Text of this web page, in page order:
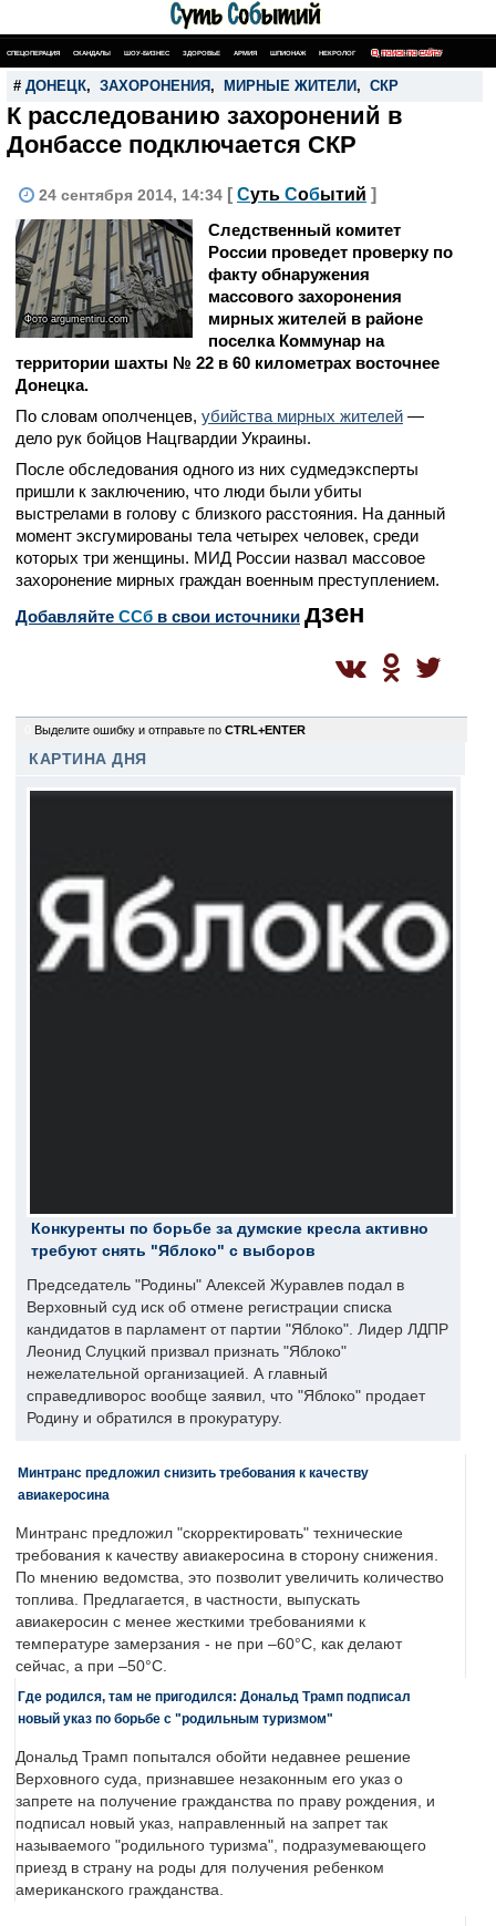
СПЕЦОПЕРАЦИЯ СКАНДАЛЫ ШОУ-БИЗНЕС ЗДОРОВЬЕ АРМИЯ ШПИОНАЖ НЕКРОЛОГ ПОИСК ПО САЙТУ
# ДОНЕЦК, ЗАХОРОНЕНИЯ , МИРНЫЕ ЖИТЕЛИ , СКР
К расследованию захоронений в
Донбассе подключается СКР
24 сентября 2014, 14:34 [ Суть Событий ]
Фото argumentiru.com
Следственный комитет
России проведет проверку по
факту обнаружения
массового захоронения
мирных жителей в районе
поселка Коммунар на
территории шахты № 22 в 60 километрах восточнее
Донецка.
По словам ополченцев, убийства мирных жителей —
дело рук бойцов Нацгвардии Украины.
После обследования одного из них судмедэксперты
пришли к заключению, что люди были убиты
выстрелами в голову с близкого расстояния. На данный
момент эксгумированы тела четырех человек, среди
которых три женщины. МИД России назвал массовое
захоронение мирных граждан военным преступлением.
Добавляйте CСб в свои источники дзен
Выделите ошибку и отправьте по CTRL+ENTER
КАРТИНА ДНЯ
Конкуренты по борьбе за думские кресла активно
требуют снять "Яблоко" с выборов
Председатель "Родины" Алексей Журавлев подал в
Верховный суд иск об отмене регистрации списка
кандидатов в парламент от партии "Яблоко". Лидер ЛДПР
Леонид Слуцкий призвал признать "Яблоко"
нежелательной организацией. А главный
справедливорос вообще заявил, что "Яблоко" продает
Родину и обратился в прокуратуру.
Минтранс предложил снизить требования к качеству
авиакеросина
Минтранс предложил "скорректировать" технические
требования к качеству авиакеросина в сторону снижения.
По мнению ведомства, это позволит увеличить количество
топлива. Предлагается, в частности, выпускать
авиакеросин с менее жесткими требованиями к
температуре замерзания - не при –60°C, как делают
сейчас, а при –50°C.
Где родился, там не пригодился: Дональд Трамп подписал
новый указ по борьбе с "родильным туризмом"
Дональд Трамп попытался обойти недавнее решение
Верховного суда, признавшее незаконным его указ о
запрете на получение гражданства по праву рождения, и
подписал новый указ, направленный на запрет так
называемого "родильного туризма", подразумевающего
приезд в страну на роды для получения ребенком
американского гражданства.